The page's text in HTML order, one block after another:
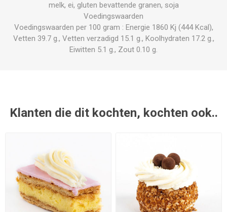
melk, ei, gluten bevattende granen, soja
Voedingswaarden
Voedingswaarden per 100 gram : Energie 1860 Kj (444 Kcal),
Vetten 39.7 g., Vetten verzadigd 15.1 g., Koolhydraten 17.2 g.,
Eiwitten 5.1 g., Zout 0.10 g.
Klanten die dit kochten, kochten ook..